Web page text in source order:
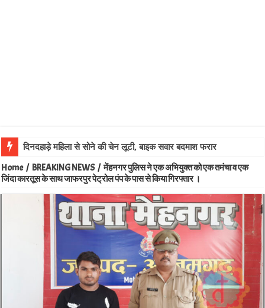
लालगंज की
Home / BREAKING NEWS / मेंहनगर पुलिस ने एक अभियुक्त को एक तमंचा व एक
जिंदा कारतूस के साथ जाफरपुर पेट्रोल पंप के पास से किया गिरफ्तार ।